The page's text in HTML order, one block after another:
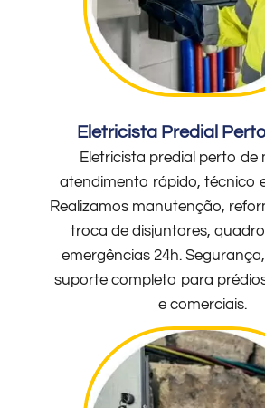
Eletricista Predial
Eletricista predial perto de
atendimento rápido, técnico
Realizamos manutenção,
troca de disjuntores,
emergências 24h.
suporte completo para
e comerciais.